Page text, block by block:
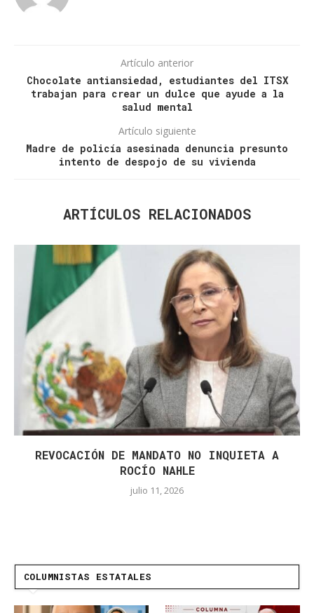
Artículo anterior
Chocolate antiansiedad, estudiantes del ITSX
trabajan para crear un dulce que ayude a la
salud mental
Artículo siguiente
Madre de policía asesinada denuncia presunto
intento de despojo de su vivienda
ARTÍCULOS RELACIONADOS
REVOCACIÓN DE MANDATO NO INQUIETA A
ROCÍO NAHLE
julio 11, 2026
COLUMNISTAS ESTATALES